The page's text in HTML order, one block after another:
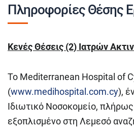
Πληροφορίες Θέσης
Κενές Θέσεις (2) Ιατρών
Το Mediterranean Hospital of
(www.medihospital.com.cy),
Ιδιωτικό Νοσοκομείο,
εξοπλισμένο στη Λεμεσό